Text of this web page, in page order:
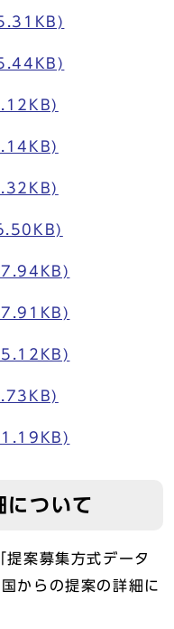
について
提案募集方式データ
からの提案の詳細に